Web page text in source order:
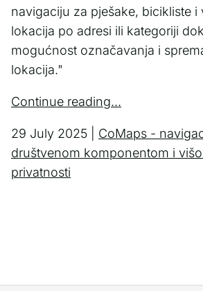
navigaciju za pješake, bicikliste i
lokacija po adresi ili kategoriji
mogućnost označavanja i
lokacija."
Continue reading...
29 July 2025 | CoMaps -
društvenom komponentom i
privatnosti